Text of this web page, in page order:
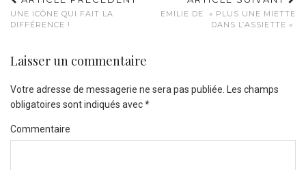
UNE ICÔNE QUI FAIT LA
DIFFÉRENCE !
EMILIE DE » PLUS UNE MIETTE
DANS L’ASSIETTE «
Laisser un commentaire
Votre adresse de messagerie ne sera pas publiée. Les champs
obligatoires sont indiqués avec*
Commentaire